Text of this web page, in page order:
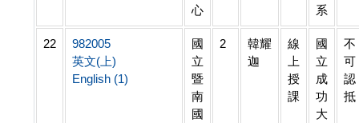
心
系
22
982005
英文(上)
English (1)
國
立
暨
南
國
2
韓耀
迦
線
上
授
課
國
立
成
功
大
不
可
認
抵